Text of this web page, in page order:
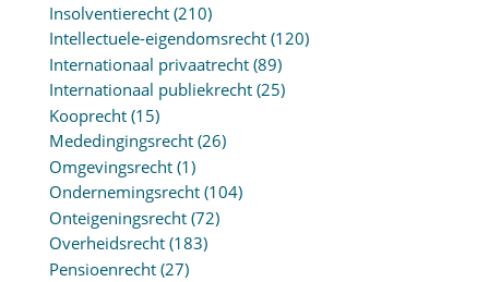
Insolventierecht(210)
Intellectuele-eigendomsrecht(120)
Internationaal privaatrecht(89)
Internationaal publiekrecht(25)
Kooprecht(15)
Mededingingsrecht(26)
Omgevingsrecht(1)
Ondernemingsrecht(104)
Onteigeningsrecht(72)
Overheidsrecht(183)
Pensioenrecht(27)